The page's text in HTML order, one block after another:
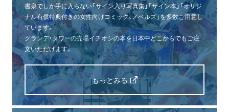
書泉でしか手に入らない「サイン入り写真集」「サイン本」「オリジ
ナル有償特典付きの女性向けコミック、ノベルズ」を多数ご用意し
ています。
グランデ・タワーの売場イチオシの本を日本中どこからでもご注
文いただけます。
もっとみる